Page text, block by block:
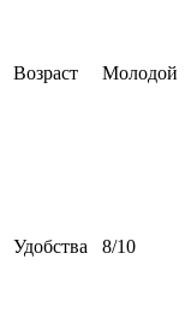
Возраст Молодой
Удобства 8/10